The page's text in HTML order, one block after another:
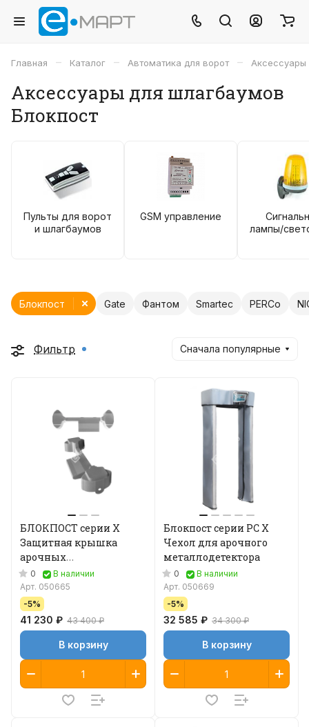
Главная – Каталог – Автоматика для ворот –
Аксессуары для шлагбаумов
Блокпост
Пульты для ворот
и шлагбаумов
GSM управление
лампы/
Gate Фантом Smartec
Блокпост PERCo
Фильтр Сначала популярные
БЛОКПОСТ серии Х
Защитная крышка
арочных
металлодетекторов
0
В наличии
Арт. 050665
-5%
41 230 ₽ 43 400 ₽
В корзину
Блокпост серии PC X
Чехол для арочного
металлодетектора
0
В наличии
Арт. 050669
-5%
32 585 ₽ 34 300 ₽
В корзину